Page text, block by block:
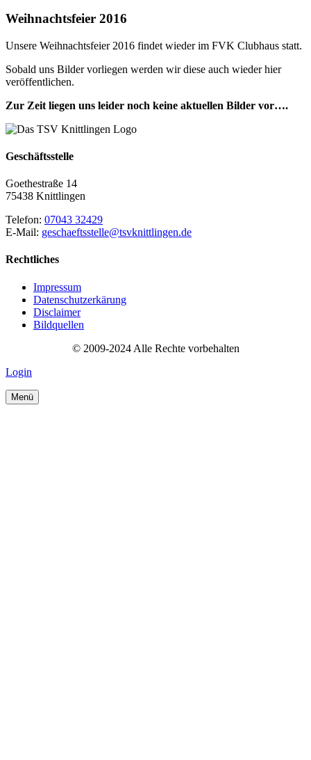
Weihnachtsfeier 2016
Unsere Weihnachtsfeier 2016 findet wieder im FVK Clubhaus statt.
Sobald uns Bilder vorliegen werden wir diese auch wieder hier
veröffentlichen.
Zur Zeit liegen uns leider noch keine aktuellen Bilder vor….
Geschäftsstelle
Goethestraße 14
75438 Knittlingen
Telefon: 07043 32429
E-Mail: geschaeftsstelle@tsvknittlingen.de
Rechtliches
Impressum
Datenschutzerkärung
Disclaimer
Bildquellen
© 2009-2024 Alle Rechte vorbehalten
Login
Menü